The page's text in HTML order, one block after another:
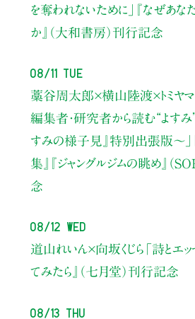
を奪われないために」
『なぜあ
か』（大和書房）刊行記念
08/11 Tue
藁谷周太郎×横山陸渡×トミヤマ
編集者・研究者から読む“よすみ
すみの様子見』特別出張版〜」
集』『ジャングルジムの眺め』
念
08/12 Wed
道山れいん×向坂くじら 「詩とエ
てみたら』（七月堂）刊行記念
08/13 Thu